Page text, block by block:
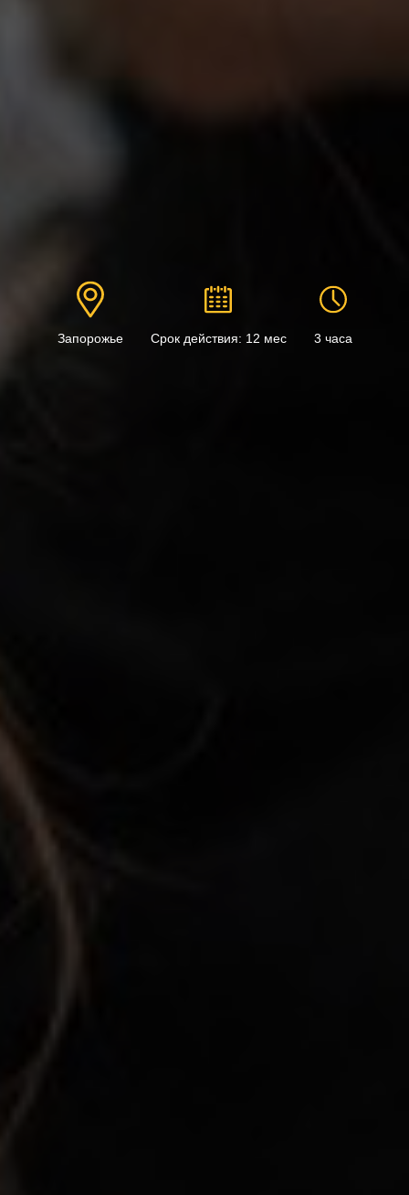
Запорожье Срок действия: 12 мес 3 часа